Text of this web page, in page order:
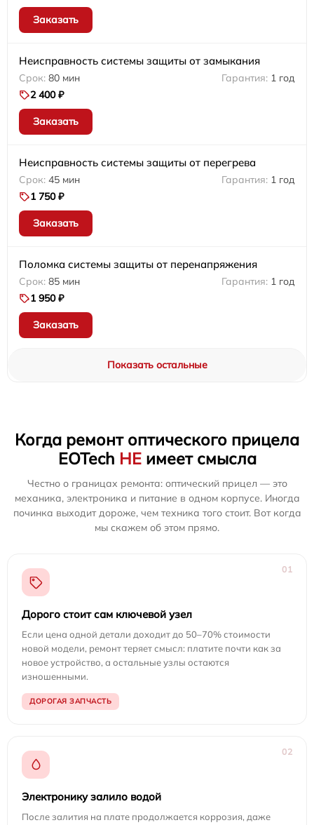
Заказать
Неисправность системы защиты от замыкания
80 мин
1 год
2 400 ₽
Заказать
Неисправность системы защиты от перегрева
45 мин
1 год
1 750 ₽
Заказать
Поломка системы защиты от перенапряжения
85 мин
1 год
1 950 ₽
Заказать
Показать остальные
Когда ремонт оптического прицела
EOTech НЕимеет смысла
Честно о границах ремонта: оптический прицел — это
механика, электроника и питание в одном корпусе. Иногда
починка выходит дороже, чем техника того стоит. Вот когда
мы скажем об этом прямо.
01
Дорого стоит сам ключевой узел
Если цена одной детали доходит до 50–70% стоимости
новой модели, ремонт теряет смысл: платите почти как за
новое устройство, а остальные узлы остаются
изношенными.
ДОРОГАЯ ЗАПЧАСТЬ
02
Электронику залило водой
После залития на плате продолжается коррозия, даже